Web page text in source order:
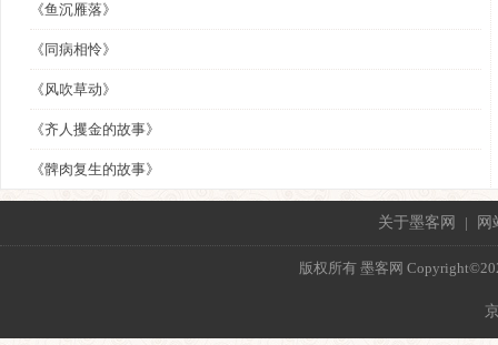
《鱼沉雁落》
《同病相怜》
《风吹草动》
《齐人攫金的故事》
《髀肉复生的故事》
关于墨客网 | 网
版权所有 墨客网